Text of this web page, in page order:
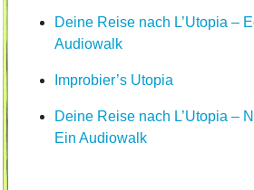
Deine Reise nach L’Utopia –
Audiowalk
Improbier’s Utopia
Deine Reise nach L’Utopia –
Ein Audiowalk